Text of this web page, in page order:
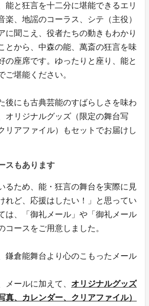
能と狂言を十二分に堪能できるエリ
楽、地謡のコーラス、シテ（主役）
に聞こえ、役者たちの動きもわかり
とから、中森の能、萬斎の狂言を味
の座席です。ゆったりと座り、能と
ご堪能ください。
後にも古典芸能のすばらしさを味わ
オリジナルグッズ（限定の舞台写
リアファイル）もセットでお届けし
スもあります
るため、能・狂言の舞台を実際に見
れど、応援はしたい！」と思ってい
は、「御礼メール」や「御礼メール
コースをご用意しました。
鎌倉能舞台より心のこもったメール
メールに加えて、 オリジナルグッズ
真、カレンダー、クリアファイル）